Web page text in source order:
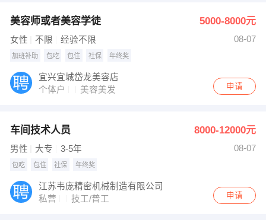
美容师或者美容学徒 5000-8000元
女性 不限 经验不限 08-07
加班补助 包吃 包住 社保 年终奖
宜兴宜城岱龙美容店
个体户
美容美发 申请
车间技术人员 8000-12000元
男性 大专 3-5年 08-07
包吃 包住 社保 年终奖
江苏韦庞精密机械制造有限公司
私营
技工/普工 申请